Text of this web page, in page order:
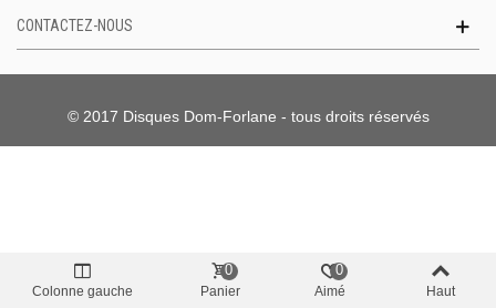
CONTACTEZ-NOUS
© 2017 Disques Dom-Forlane - tous droits réservés
Colonne gauche Panier
0
Aimé
0
Haut